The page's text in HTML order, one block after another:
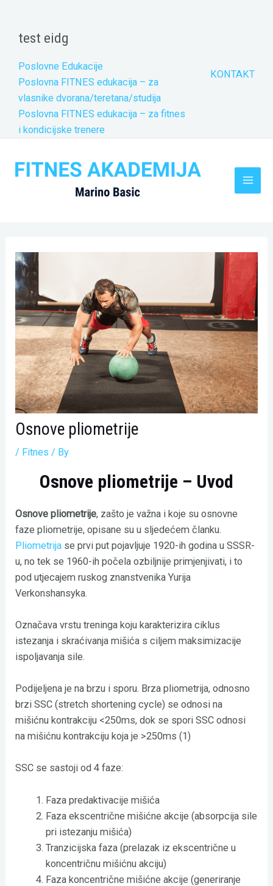
contenttest eidg
Poslovne Edukacije
Poslovna FITNES edukacija – za
vlasnike dvorana/teretana/studija
Poslovna FITNES edukacija – za fitnes
i kondicijske trenere
KONTAKT
Osnove pliometrije
/ Fitnes / By
Osnove pliometrije – Uvod
Osnove pliometrije, zašto je važna i koje su osnovne
faze pliometrije, opisane su u sljedećem članku.
Pliometrija se prvi put pojavljuje 1920-ih godina u SSSR-
u, no tek se 1960-ih počela ozbiljnije primjenjivati, i to
pod utjecajem ruskog znanstvenika Yurija
Verkonshansyka.
Označava vrstu treninga koju karakterizira ciklus
istezanja i skraćivanja mišića s ciljem maksimizacije
ispoljavanja sile.
Podijeljena je na brzu i sporu. Brza pliometrija, odnosno
brzi SSC (stretch shortening cycle) se odnosi na
mišićnu kontrakciju <250ms, dok se spori SSC odnosi
na mišićnu kontrakciju koja je >250ms (1)
SSC se sastoji od 4 faze:
Faza predaktivacije mišića
Faza ekscentrične mišićne akcije (absorpcija sile
pri istezanju mišića)
Tranzicijska faza (prelazak iz ekscentrične u
koncentričnu mišićnu akciju)
Faza koncentrične mišićne akcije (generiranje